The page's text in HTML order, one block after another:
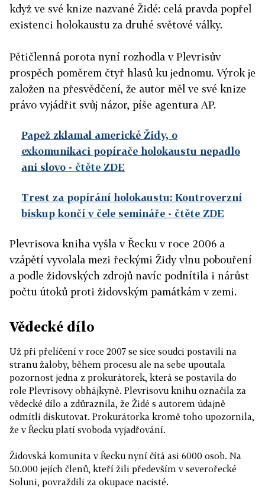
když ve své knize nazvané Židé: celá pravda popřel
existenci holokaustu za druhé světové války.
Pětičlenná porota nyní rozhodla v Plevrisův
prospěch poměrem čtyř hlasů ku jednomu. Výrok je
založen na přesvědčení, že autor měl ve své knize
právo vyjádřit svůj názor, píše agentura AP.
Papež zklamal americké Židy, o
exkomunikaci popírače holokaustu nepadlo
ani slovo - čtěte ZDE
Trest za popírání holokaustu: Kontroverzní
biskup končí v čele semináře - čtěte ZDE
Plevrisova kniha vyšla v Řecku v roce 2006 a
vzápětí vyvolala mezi řeckými Židy vlnu pobouření
a podle židovských zdrojů navíc podnítila i nárůst
počtu útoků proti židovským památkám v zemi.
Vědecké dílo
Už při přelíčení v roce 2007 se sice soudci postavili na
stranu žaloby, během procesu ale na sebe upoutala
pozornost jedna z prokurátorek, která se postavila do
role Plevrisovy obhájkyně. Plevrisovu knihu označila za
vědecké dílo a zdůraznila, že Židé s autorem údajně
odmítli diskutovat. Prokurátorka kromě toho upozornila,
že v Řecku platí svoboda vyjadřování.
Židovská komunita v Řecku nyní čítá asi 6000 osob. Na
50.000 jejích členů, kteří žili především v severořecké
Soluni, povraždili za okupace nacisté.